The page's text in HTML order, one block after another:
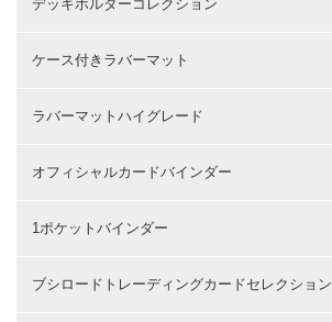
デッキホルダーコレクション
ケース付きラバーマット
ラバーマットハイグレード
オフィシャルカードバインダー
1ポケットバインダー
ブシロードトレーディングカードセレクション